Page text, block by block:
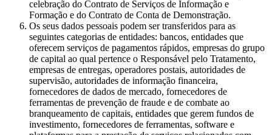
celebração do Contrato de Serviços de Informação e
Formação e do Contrato de Conta de Demonstração.
Os seus dados pessoais podem ser transferidos para as
seguintes categorias de entidades: bancos, entidades que
oferecem serviços de pagamentos rápidos, empresas do grupo
de capital ao qual pertence o Responsável pelo Tratamento,
empresas de entregas, operadores postais, autoridades de
supervisão, autoridades de informação financeira,
fornecedores de dados de mercado, fornecedores de
ferramentas de prevenção de fraude e de combate ao
branqueamento de capitais, entidades que gerem fundos de
investimento, fornecedores de ferramentas, software e